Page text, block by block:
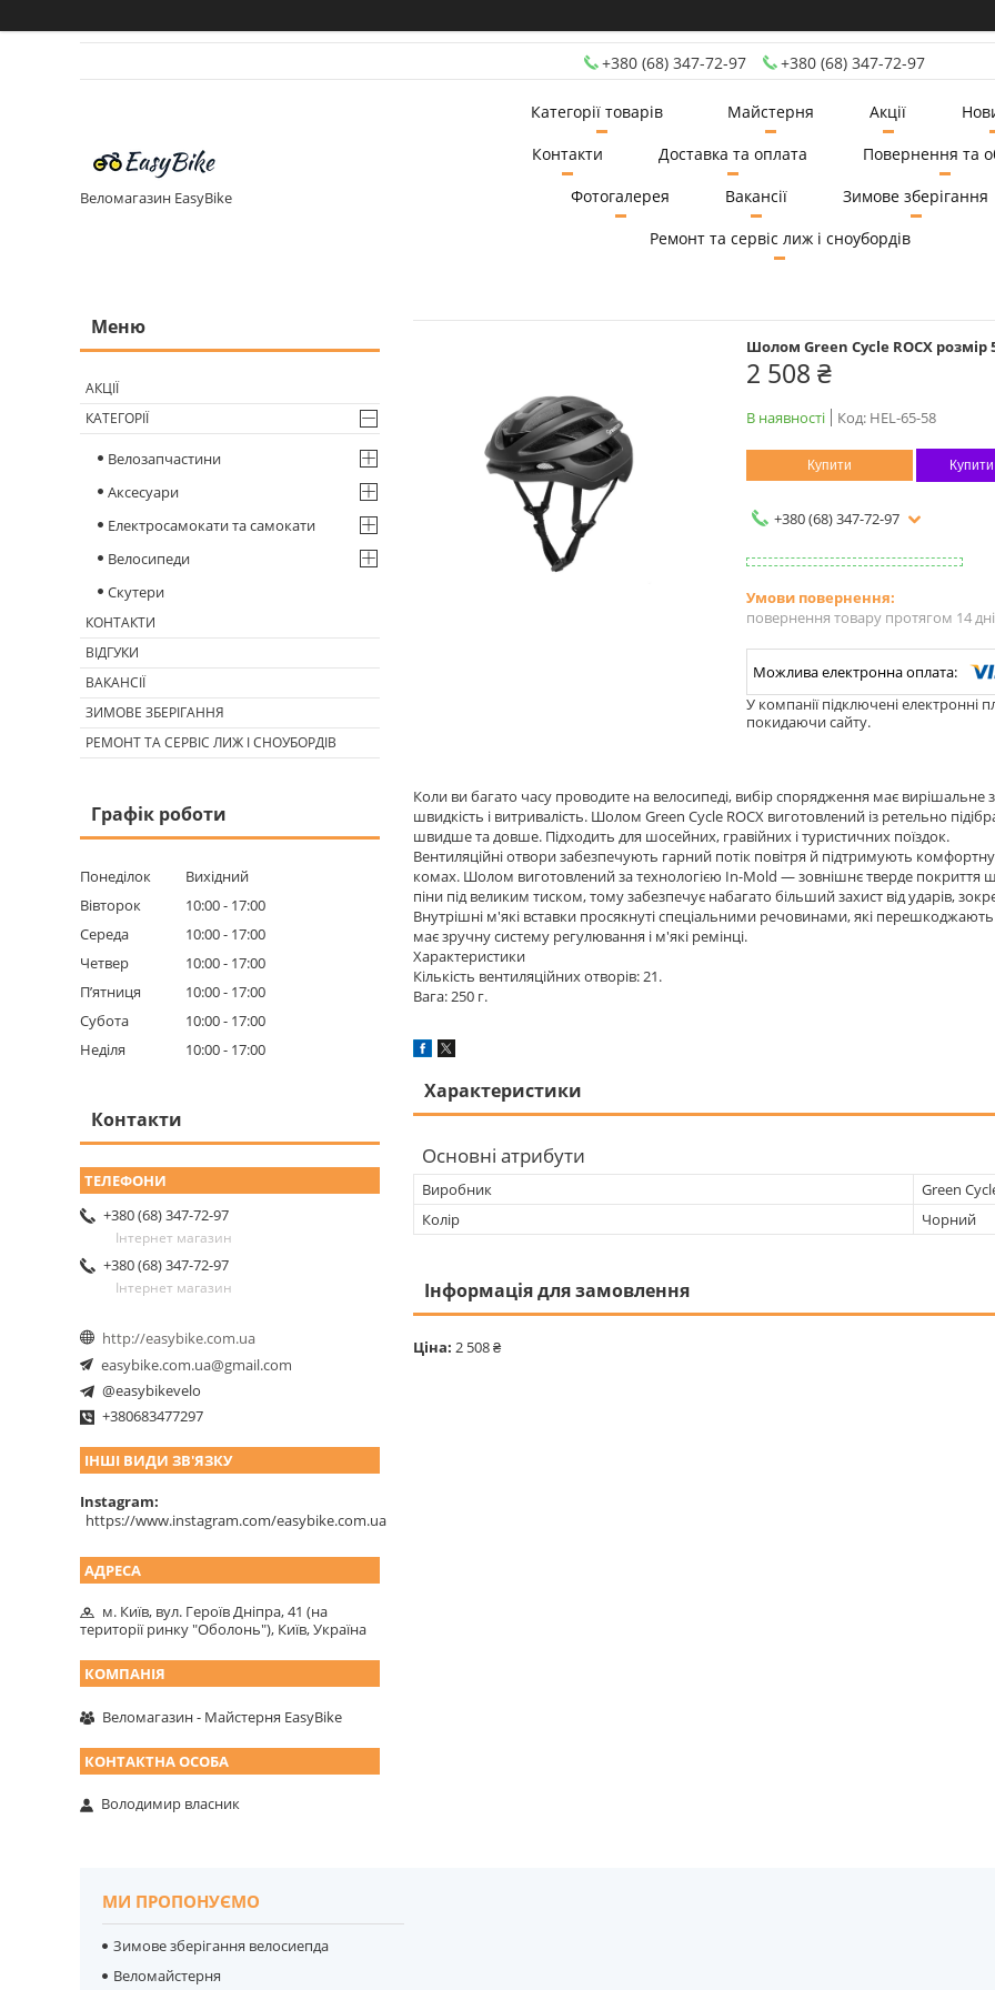
+380 (68) 347-72-97 +380 (68) 347-72-97
Веломагазин EasyBike
Категорії товарів Майстерня Акції
Контакти
Доставка та оплата
Повернення та
Фотогалерея
Вакансії
Зимове зберігання
Ремонт та сервіс лиж і сноубордів
Шолом Green Cycle ROCX
2 508 ₴
В наявності Код: HEL-65-58
Купити
+380 (68) 347-72-97
повернення товару протягом 14
У компанії підключені
покидаючи сайту.
Коли ви багато часу проводите на велосипеді, вибір спорядження має
швидкість і витривалість. Шолом Green Cycle ROCX виготовлений із ретельно
швидше та довше. Підходить для шосейних, гравійних і туристичних поїздок.
Вентиляційні отвори забезпечують гарний потік повітря й підтримують
комах. Шолом виготовлений за технологією In-Mold — зовнішнє тверде покриття
піни під великим тиском, тому забезпечує набагато більший захист від ударів,
Внутрішні м'які вставки просякнуті спеціальними речовинами, які
має зручну систему регулювання і м'які ремінці.
Характеристики
Кількість вентиляційних отворів: 21.
Вага: 250 г.
Характеристики
Основні атрибути
Виробник
Green
Колір
Чорний
Інформація для замовлення
Ціна: 2 508 ₴
АКЦІЇ
КАТЕГОРІЇ
Велозапчастини
Аксесуари
Електросамокати та самокати
Велосипеди
Скутери
КОНТАКТИ
ВІДГУКИ
ВАКАНСІЇ
ЗИМОВЕ ЗБЕРІГАННЯ
РЕМОНТ ТА СЕРВІС ЛИЖ І СНОУБОРДІВ
Графік роботи
Понеділок
Вихідний
Вівторок
10:00
17:00
Середа
10:00
17:00
Четвер
10:00
17:00
Пʼятниця
10:00
17:00
Субота
10:00
17:00
Неділя
10:00 17:00
Контакти
+380 (68) 347-72-97
Інтернет магазин
+380 (68) 347-72-97
Інтернет магазин
http://easybike.com.ua
easybike.com.ua@gmail.com
@easybikevelo
+380683477297
ІНШІ ВИДИ ЗВ'ЯЗКУ
Instagram
https://www.instagram.com/easybike.com.ua
м. Київ, вул. Героїв Дніпра, 41 (на
території ринку "Оболонь"), Київ, Україна
Веломагазин - Майстерня EasyBike
Володимир власник
МИ ПРОПОНУЄМО
Зимове зберігання велосиепда
Веломайстерня